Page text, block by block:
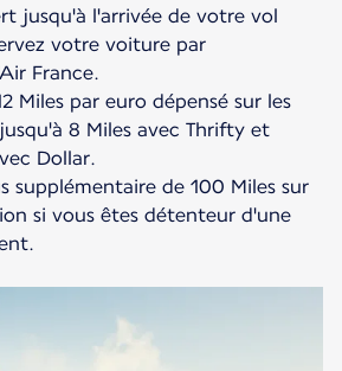
jusqu'à l'arrivée de votre vol
votre voiture par
France.
Miles par euro dépensé sur les
8 Miles avec Thrifty et
Dollar.
supplémentaire de 100 Miles sur
si vous êtes détenteur d'une